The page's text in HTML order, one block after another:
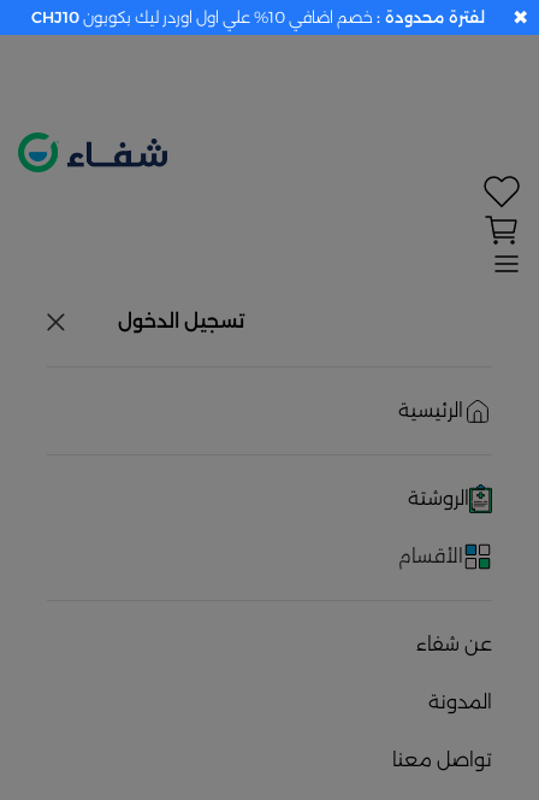
تسجيل الدخول
الرئيسية
الروشتة
الأقسام
عن شفاء
المدونة
تواصل معنا
لفترة محدودة : خصم اضافي 10% علي اول اوردر ليك بكوبون CHJ10 ✖